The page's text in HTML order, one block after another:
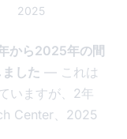
2025
から2025年の間
した — これは
いますが、2年
Center、2025